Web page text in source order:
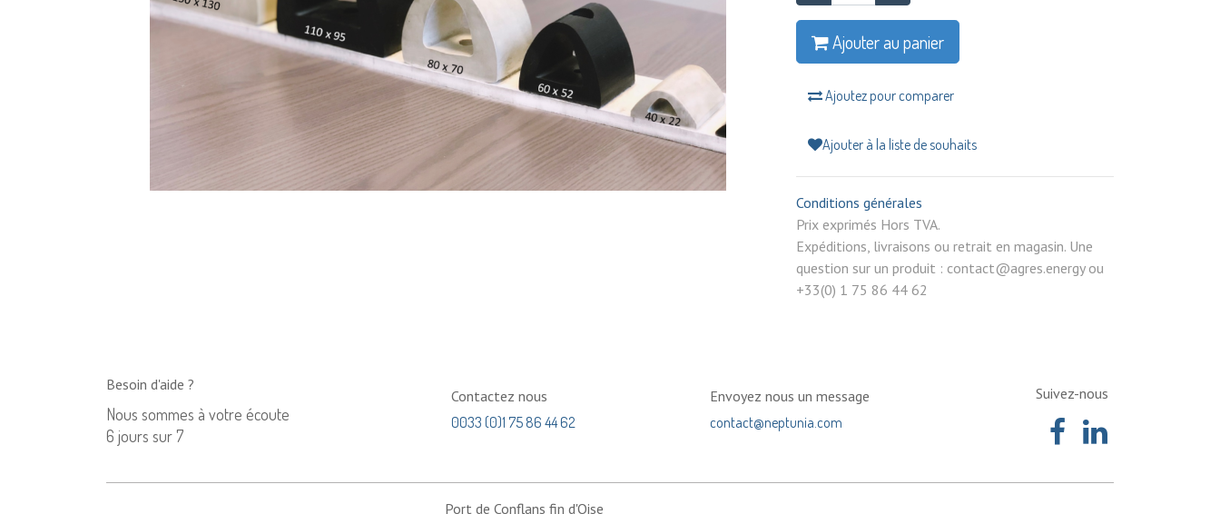
Ajouter au panier
Ajoutez pour comparer
Ajouter à la liste de souhaits
Conditions générales
Prix exprimés Hors TVA.
Expéditions, livraisons ou retrait en magasin. Une
question sur un produit : contact@agres.energy ou
+33(0) 1 75 86 44 62
Besoin d'aide ?
Nous sommes à votre écoute
6 jours sur 7
Contactez nous
0033 (0)1 75 86 44 62
Envoyez nous un message
contact@neptunia.com
Suivez-nous
Port de Conflans fin d'Oise